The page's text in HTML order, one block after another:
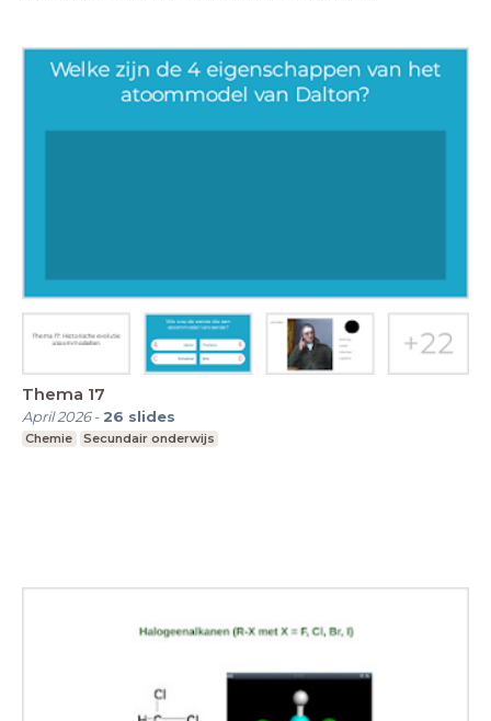
Thema 17
April 2026- 26 slides
Chemie Secundair onderwijs